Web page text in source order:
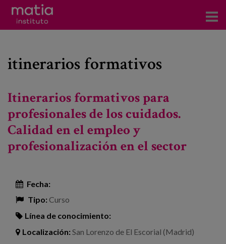
Investigación
Participación en foros
Consultoría
Formación
Noticias
Blog
itinerarios formativos
Itinerarios formativos para
profesionales de los cuidados.
Calidad en el empleo y
profesionalización en el sector
Fecha:
Tipo:Curso
Línea de conocimiento:
Localización:San Lorenzo de El Escorial (Madrid)